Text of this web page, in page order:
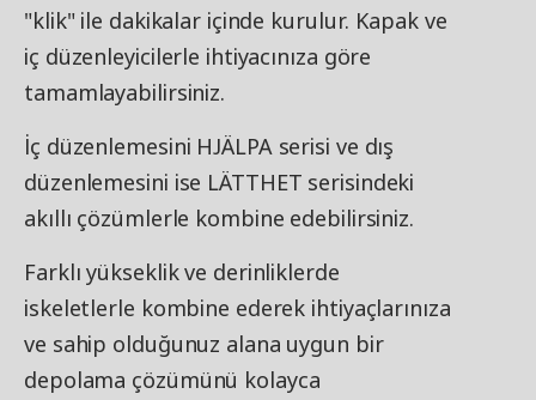
"klik" ile dakikalar içinde kurulur. Kapak ve
iç düzenleyicilerle ihtiyacınıza göre
tamamlayabilirsiniz.
İç düzenlemesini HJÄLPA serisi ve dış
düzenlemesini ise LÄTTHET serisindeki
akıllı çözümlerle kombine edebilirsiniz.
Farklı yükseklik ve derinliklerde
iskeletlerle kombine ederek ihtiyaçlarınıza
ve sahip olduğunuz alana uygun bir
depolama çözümünü kolayca